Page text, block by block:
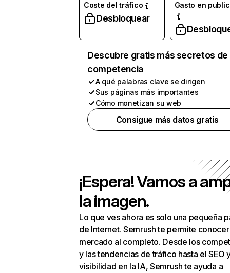
Coste del tráfico
Desbloquear
Gasto en
Descubre gratis más secretos de
competencia
A qué palabras clave se dirigen
Sus páginas más importantes
Cómo monetizan su web
Consigue más datos gratis
¡Espera! Vamos a
la imagen.
Lo que ves ahora es solo una pequeña
de Internet. Semrush te permite
mercado al completo. Desde los
y las tendencias de tráfico hasta el SEO
visibilidad en la IA, Semrush te ayuda a